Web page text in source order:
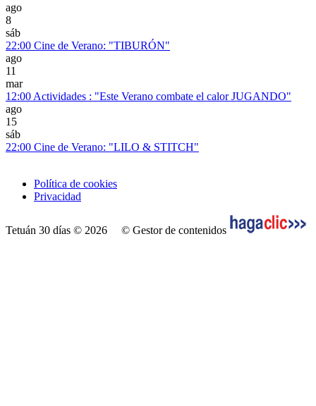
ago
8
sáb
22:00 Cine de Verano: "TIBURÓN"
ago
11
mar
12:00 Actividades : "Este Verano combate el calor JUGANDO"
ago
15
sáb
22:00 Cine de Verano: "LILO & STITCH"
Política de cookies
Privacidad
Tetuán 30 días © 2026 © Gestor de contenidos